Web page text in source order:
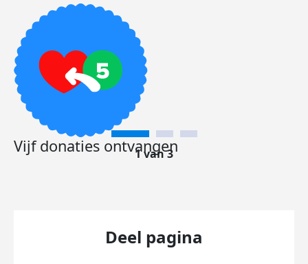
Vijf donaties ontvangen
1 van 3
Deel pagina